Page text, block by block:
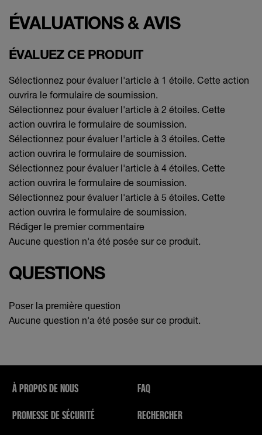
ÉVALUATIONS & AVIS
ÉVALUEZ CE PRODUIT
Sélectionnez pour évaluer l'article à 1 étoile. Cette action
ouvrira le formulaire de soumission.
Sélectionnez pour évaluer l'article à 2 étoiles. Cette
action ouvrira le formulaire de soumission.
Sélectionnez pour évaluer l'article à 3 étoiles. Cette
action ouvrira le formulaire de soumission.
Sélectionnez pour évaluer l'article à 4 étoiles. Cette
action ouvrira le formulaire de soumission.
Sélectionnez pour évaluer l'article à 5 étoiles. Cette
action ouvrira le formulaire de soumission.
Rédiger le premier commentaire
Aucune question n'a été posée sur ce produit.
QUESTIONS
Poser la première question
Aucune question n'a été posée sur ce produit.
À PROPOS DE NOUS
PROMESSE DE SÉCURITÉ
FAQ
RECHERCHER